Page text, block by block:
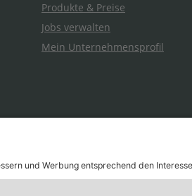
Produkte & Preise
Jobs verwalten
Mein Unternehmensprofil